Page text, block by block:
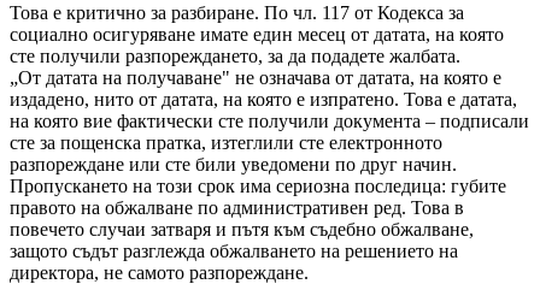
Това е критично за разбиране. По чл. 117 от Кодекса за
социално осигуряване имате един месец от датата, на която
сте получили разпореждането, за да подадете жалбата.
„От датата на получаване" не означава от датата, на която е
издадено, нито от датата, на която е изпратено. Това е датата,
на която вие фактически сте получили документа – подписали
сте за пощенска пратка, изтеглили сте електронното
разпореждане или сте били уведомени по друг начин.
Пропускането на този срок има сериозна последица: губите
правото на обжалване по административен ред. Това в
повечето случаи затваря и пътя към съдебно обжалване,
защото съдът разглежда обжалването на решението на
директора, не самото разпореждане.